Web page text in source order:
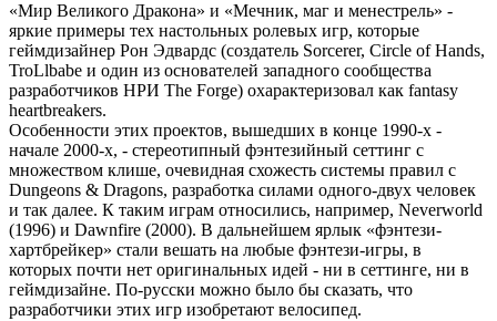
«Мир Великого Дракона» и «Мечник, маг и менестрель» -
яркие примеры тех настольных ролевых игр, которые
геймдизайнер Рон Эдвардс (создатель Sorcerer, Circle of Hands,
TroLlbabe и один из основателей западного сообщества
разработчиков НРИ The Forge) охарактеризовал как fantasy
heartbreakers.
Особенности этих проектов, вышедших в конце 1990-х -
начале 2000-х, - стереотипный фэнтезийный сеттинг с
множеством клише, очевидная схожесть системы правил с
Dungeons & Dragons, разработка силами одного-двух человек
и так далее. К таким играм относились, например, Neverworld
(1996) и Dawnfire (2000). В дальнейшем ярлык «фэнтези-
хартбрейкер» стали вешать на любые фэнтези-игры, в
которых почти нет оригинальных идей - ни в сеттинге, ни в
геймдизайне. По-русски можно было бы сказать, что
разработчики этих игр изобретают велосипед.